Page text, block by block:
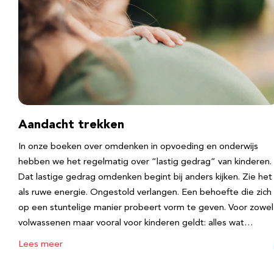
Aandacht trekken
In onze boeken over omdenken in opvoeding en onderwijs
hebben we het regelmatig over “lastig gedrag” van kinderen.
Dat lastige gedrag omdenken begint bij anders kijken. Zie het
als ruwe energie. Ongestold verlangen. Een behoefte die zich
op een stuntelige manier probeert vorm te geven. Voor zowel
volwassenen maar vooral voor kinderen geldt: alles wat…
Lees meer